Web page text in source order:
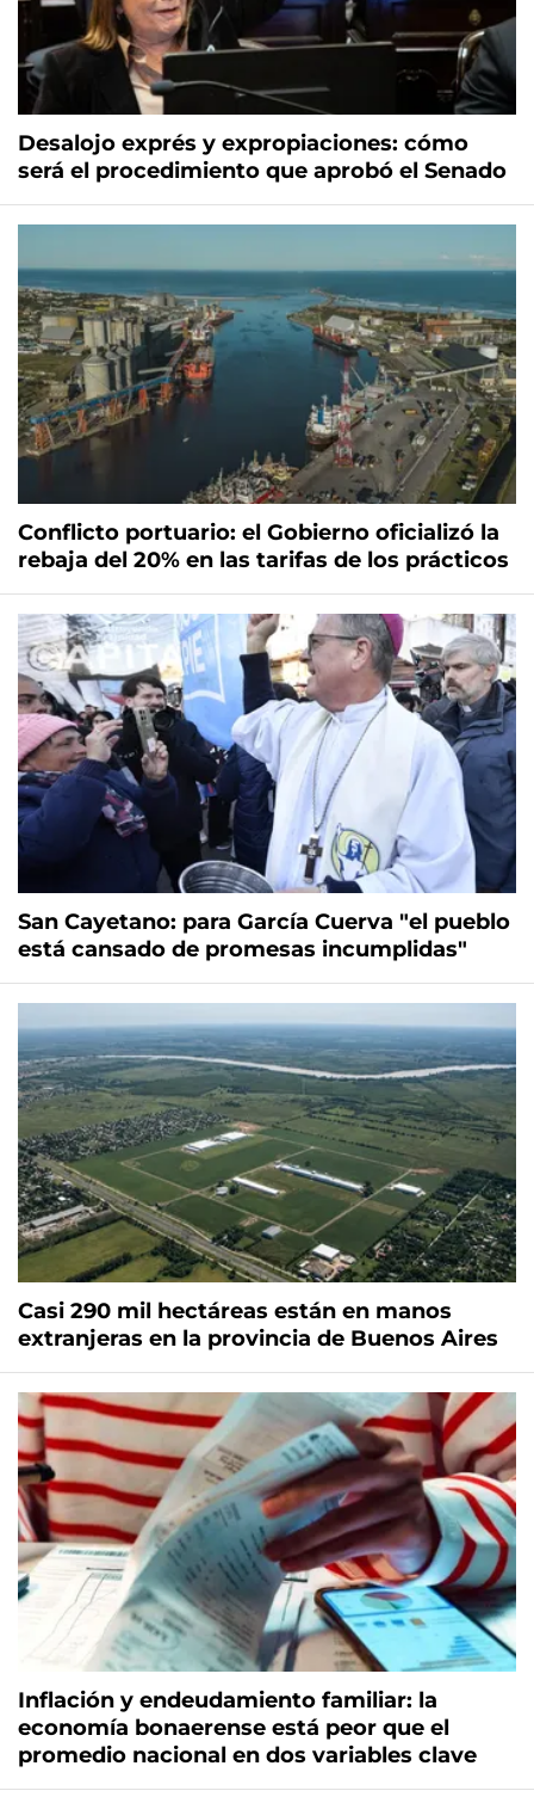
Desalojo exprés y expropiaciones: cómo
será el procedimiento que aprobó el Senado
Conflicto portuario: el Gobierno oficializó la
rebaja del 20% en las tarifas de los prácticos
San Cayetano: para García Cuerva "el pueblo
está cansado de promesas incumplidas"
Casi 290 mil hectáreas están en manos
extranjeras en la provincia de Buenos Aires
Inflación y endeudamiento familiar: la
economía bonaerense está peor que el
promedio nacional en dos variables clave